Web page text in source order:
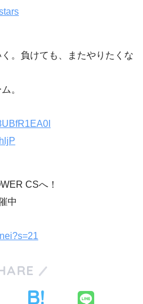
。負けても、またやりたくな
。
CSへ！
中